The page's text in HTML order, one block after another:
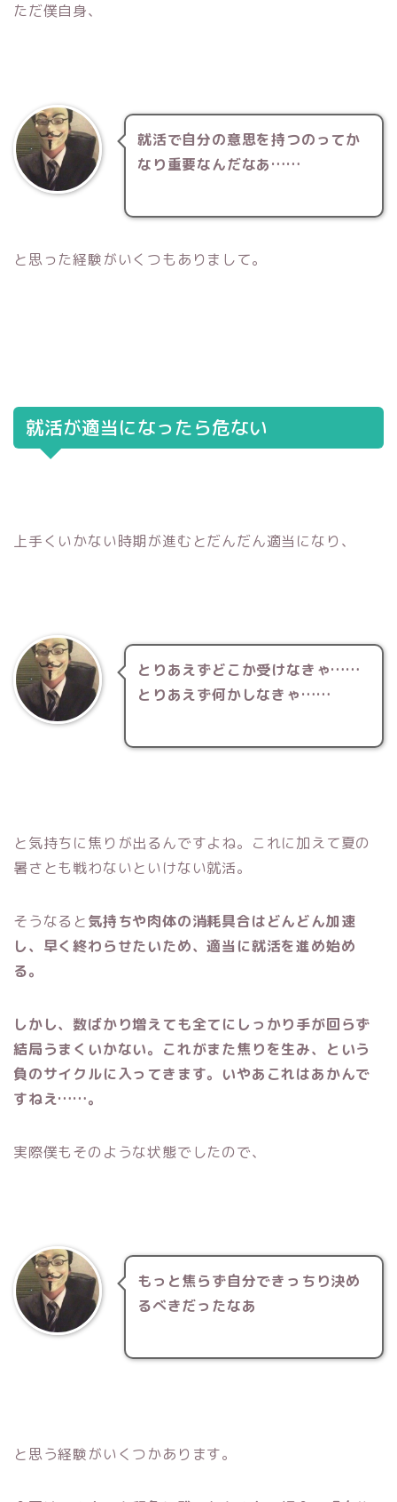
ただ僕自身、
就活で自分の意思を持つのってか
なり重要なんだなあ……
と思った経験がいくつもありまして。
就活が適当になったら危ない
上手くいかない時期が進むとだんだん適当になり、
とりあえずどこか受けなきゃ……
とりあえず何かしなきゃ……
と気持ちに焦りが出るんですよね。これに加えて夏の
暑さとも戦わないといけない就活。
そうなると気持ちや肉体の消耗具合はどんどん加速
し、早く終わらせたいため、適当に就活を進め始め
る。
しかし、数ばかり増えても全てにしっかり手が回らず
結局うまくいかない。これがまた焦りを生み、という
負のサイクルに入ってきます。いやあこれはあかんで
すねえ……。
実際僕もそのような状態でしたので、
もっと焦らず自分できっちり決め
るべきだったなあ
と思う経験がいくつかあります。